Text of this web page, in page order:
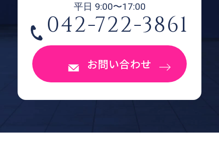
平日 9:00〜17:00
042-722-3861
お問い合わせ